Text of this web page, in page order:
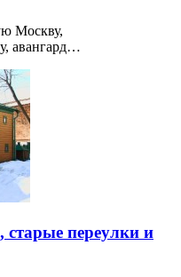
Москву,
авангард…
переулки и